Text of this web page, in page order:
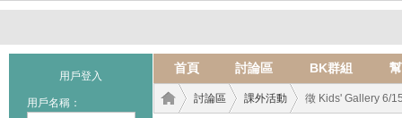
用戶登入
用戶名稱：
首頁 討論區 BK群組
討論區 課外活動 徵 Kids' Gallery 6/